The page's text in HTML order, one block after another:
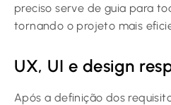
preciso serve de guia para
tornando o projeto mais
UX, UI e design
Após a definição dos